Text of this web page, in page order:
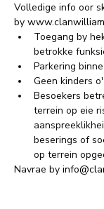
Volledige info oor
by
⁠Toegang by
betrokke
Parkering
Geen kinders
⁠Besoekers
terrein op eie
beserings of
op terrein
Navrae by